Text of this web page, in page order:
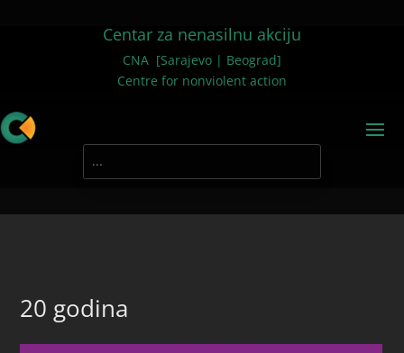
Centar za nenasilnu akciju
CNA [Sarajevo | Beograd]
Centre for nonviolent action
20 godina